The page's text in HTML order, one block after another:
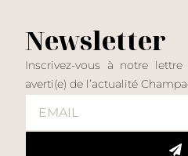
Newsletter
Inscrivez-vous à notre
averti(e) de l’actualité